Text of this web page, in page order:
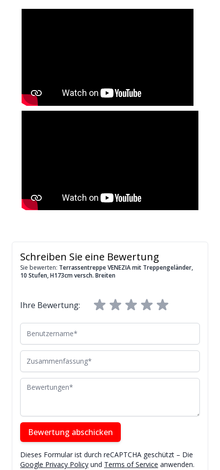
Schreiben Sie eine Bewertung
Sie bewerten: Terrassentreppe VENEZIA mit Treppengeländer,
10 Stufen, H173cm versch. Breiten
Ihre Bewertung:
Benutzername
Zusammenfassung
Bewertungen
Bewertung abschicken
Dieses Formular ist durch reCAPTCHA geschützt – Die
Google Privacy Policy und Terms of Service anwenden.